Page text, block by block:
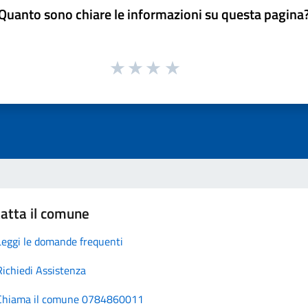
sono chiare le informazioni su questa
il comune
le domande frequenti
Assistenza
il comune 0784860011